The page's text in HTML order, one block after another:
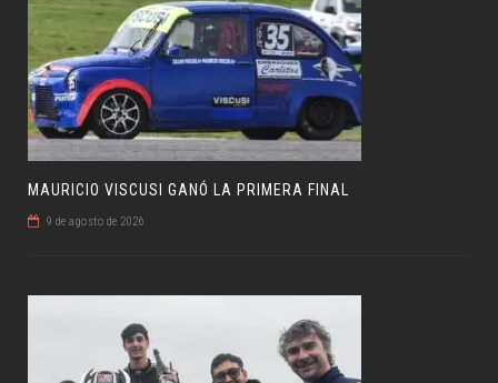
MAURICIO VISCUSI GANÓ LA PRIMERA FINAL
9 de agosto de 2026